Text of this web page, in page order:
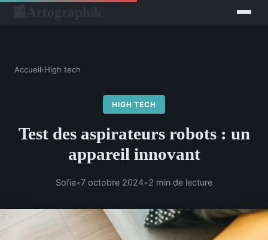
Accueil›High tech
HIGH TECH
Test des aspirateurs robots : un
appareil innovant
Sofia•7 octobre 2024•2 min de lecture